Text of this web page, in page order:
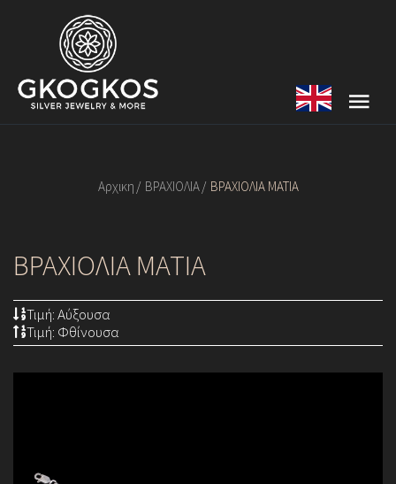
Αρχικη ΒΡΑΧΙΟΛΙΑ ΒΡΑΧΙΟΛΙΑ ΜΑΤΙΑ
ΒΡΑΧΙΟΛΙΑ ΜΑΤΙΑ
Τιμή: Αύξουσα
Τιμή: Φθίνουσα